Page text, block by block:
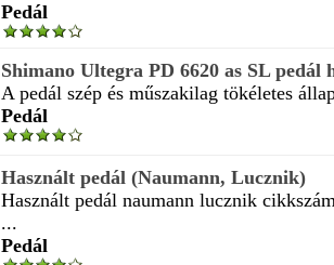
Pedál
Shimano Ultegra PD 6620 as SL pedál
A pedál szép és műszakilag tökéletes
Pedál
Használt pedál (Naumann, Lucznik)
Használt pedál naumann lucznik
...
Pedál